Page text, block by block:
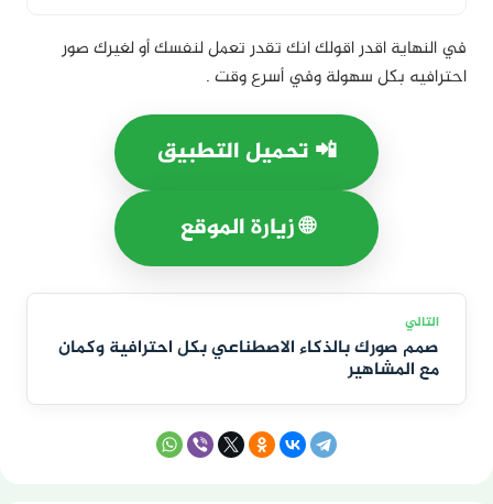
في النهاية اقدر اقولك انك تقدر تعمل لنفسك أو لغيرك صور
احترافيه بكل سهولة وفي أسرع وقت .
📲 تحميل التطبيق
🌐 زيارة الموقع
صمم صورك بالذكاء الاصطناعي بكل احترافية وكمان
مع المشاهير